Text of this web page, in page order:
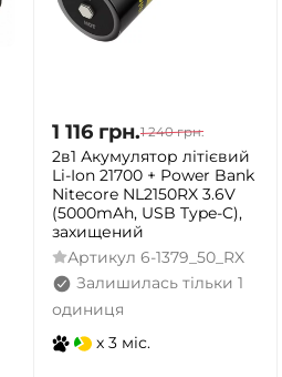
1 116 грн.1 240 грн.
2в1 Акумулятор літієвий
Li-Ion 21700 + Power Bank
Nitecore NL2150RX 3.6V
(5000mAh, USB Type-C),
захищений
Артикул 6-1379_50_RX
Залишилась тільки 1
одиниця
x 3 міс.